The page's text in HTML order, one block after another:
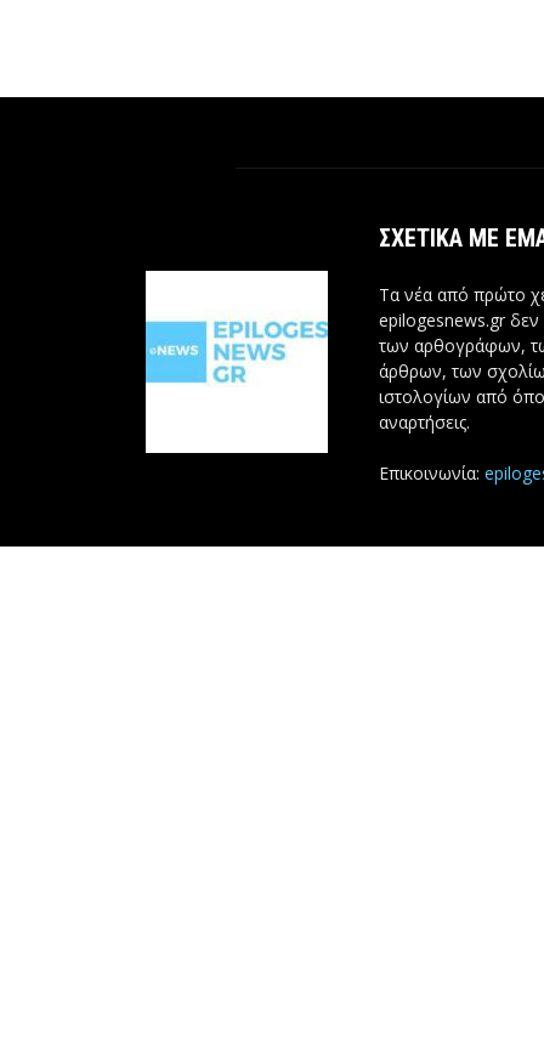
ΣΧΕΤΙΚΆ ΜΕ
Τα νέα από πρώτο
epilogesnews.gr δεν
των αρθογράφων,
άρθρων, των
ιστολογίων από
αναρτήσεις.
Επικοινωνία: